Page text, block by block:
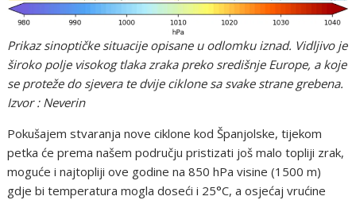
Prikaz sinoptičke situacije opisane u odlomku iznad. Vidljivo je
široko polje visokog tlaka zraka preko središnje Europe, a koje
se proteže do sjevera te dvije ciklone sa svake strane grebena.
Izvor : Neverin
Pokušajem stvaranja nove ciklone kod Španjolske, tijekom
petka će prema našem području pristizati još malo topliji zrak,
moguće i najtopliji ove godine na 850 hPa visine (1500 m)
gdje bi temperatura mogla doseći i 25°C, a osjećaj vrućine